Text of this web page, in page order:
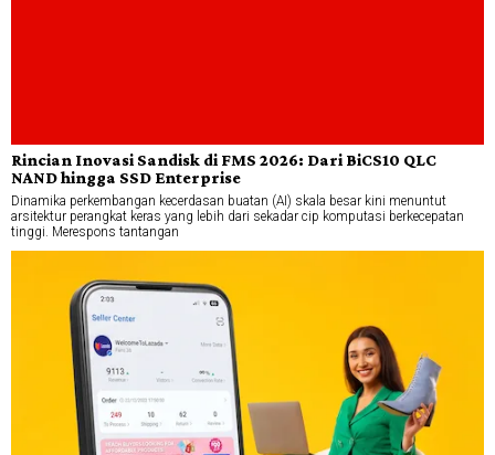
Rincian Inovasi Sandisk di FMS 2026: Dari BiCS10 QLC
NAND hingga SSD Enterprise
Dinamika perkembangan kecerdasan buatan (AI) skala besar kini menuntut
arsitektur perangkat keras yang lebih dari sekadar cip komputasi berkecepatan
tinggi. Merespons tantangan